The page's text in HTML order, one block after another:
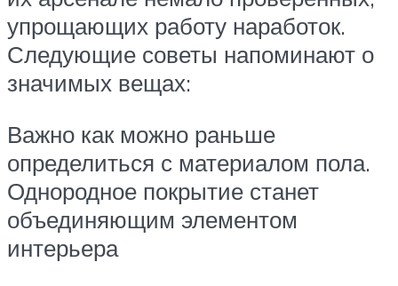
упрощающих работу наработок.
Следующие советы напоминают о
значимых вещах:
Важно как можно раньше
определиться с материалом пола.
Однородное покрытие станет
объединяющим элементом
интерьера